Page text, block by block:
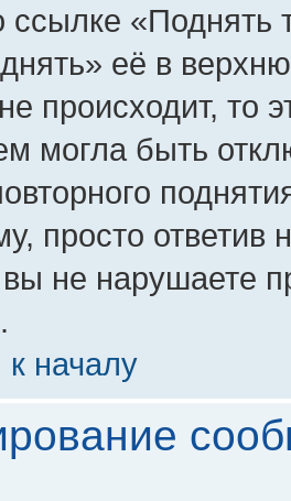
ссылке «Поднять
её в
происходит, то
могла быть
просто ответив
не нарушаете
к началу